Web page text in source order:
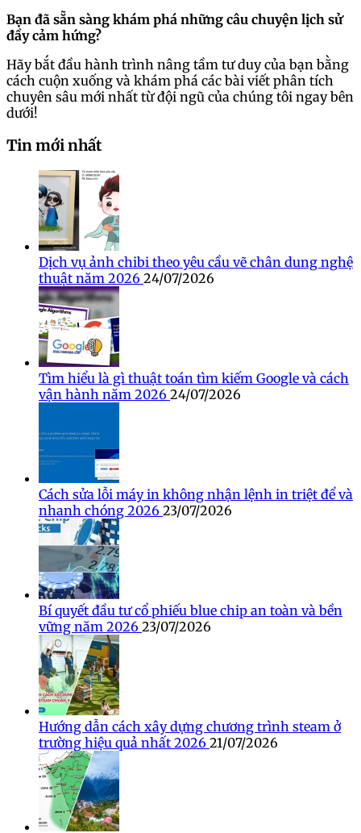
Bạn đã sẵn sàng khám phá những câu chuyện lịch sử
đầy cảm hứng?
Hãy bắt đầu hành trình nâng tầm tư duy của bạn bằng
cách cuộn xuống và khám phá các bài viết phân tích
chuyên sâu mới nhất từ đội ngũ của chúng tôi ngay bên
dưới!
Tin mới nhất
Dịch vụ ảnh chibi theo yêu cầu vẽ chân dung nghệ
thuật năm 2026 24/07/2026
Tìm hiểu là gì thuật toán tìm kiếm Google và cách
vận hành năm 2026 24/07/2026
Cách sửa lỗi máy in không nhận lệnh in triệt để và
nhanh chóng 2026 23/07/2026
Bí quyết đầu tư cổ phiếu blue chip an toàn và bền
vững năm 2026 23/07/2026
Hướng dẫn cách xây dựng chương trình steam ở
trường hiệu quả nhất 2026 21/07/2026